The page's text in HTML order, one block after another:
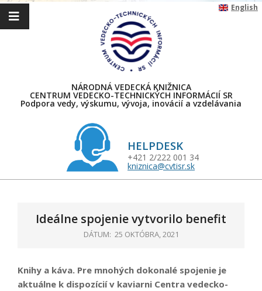
Skip
English
NÁRODNÁ VEDECKÁ KNIŽNICA
CENTRUM VEDECKO-TECHNICKÝCH INFORMÁCIÍ SR
Podpora vedy, výskumu, vývoja, inovácií a vzdelávania
HELPDESK
+421 2/222 001 34
kniznica@cvtisr.sk
Ideálne spojenie vytvorilo benefit
DÁTUM: 25 OKTÓBRA, 2021
Knihy a káva. Pre mnohých dokonalé spojenie je
aktuálne k dispozícií v kaviarni Centra vedecko-